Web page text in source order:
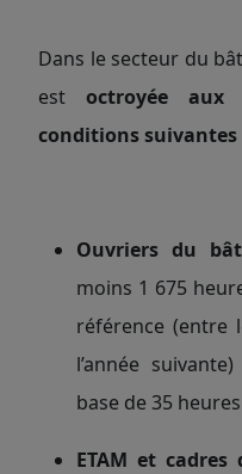
Dans le secteur du
est octroyée aux
conditions suivantes
Ouvriers du
moins 1 675
référence (entre
l’année
base de 35
ETAM et